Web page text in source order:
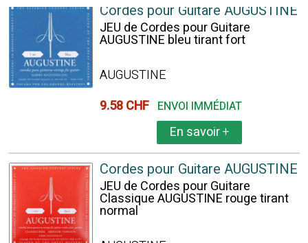
Cordes pour Guitare AUGUSTINE
JEU de Cordes pour Guitare
AUGUSTINE bleu tirant fort
AUGUSTINE
9.58 CHF ENVOI IMMÉDIAT
En savoir+
Cordes pour Guitare AUGUSTINE
JEU de Cordes pour Guitare
Classique AUGUSTINE rouge tirant
normal